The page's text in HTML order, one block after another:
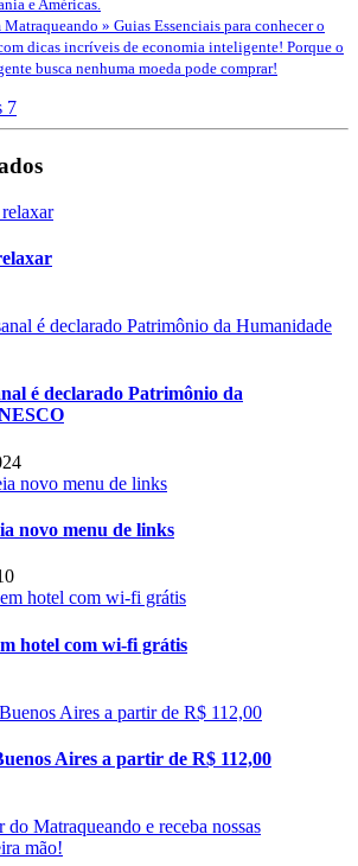
e Américas.
Matraqueando » Guias Essenciais para conhecer o
dicas incríveis de economia inteligente! Porque o
busca nenhuma moeda pode comprar!
7
é declarado Patrimônio da
novo menu de links
hotel com wi-fi grátis
Aires a partir de R$ 112,00